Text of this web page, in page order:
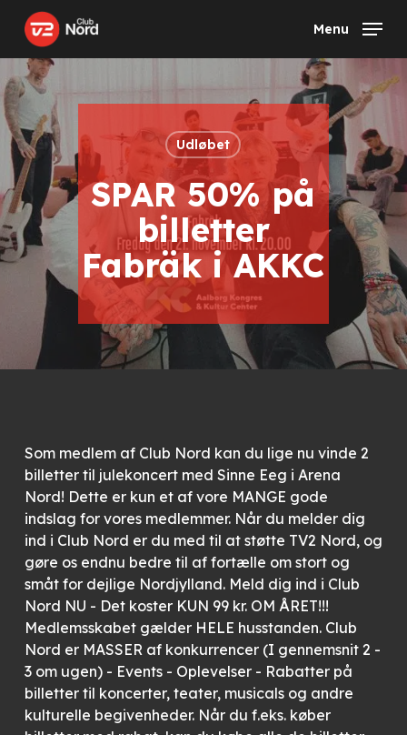
main
content
Menu
Udløbet
SPAR 50% på
billetter
Fabräk i AKKC
Som medlem af Club Nord kan du lige nu vinde 2
billetter til julekoncert med Sinne Eeg i Arena
Nord! Dette er kun et af vore MANGE gode
indslag for vores medlemmer. Når du melder dig
ind i Club Nord er du med til at støtte TV2 Nord, og
gøre os endnu bedre til af fortælle om stort og
småt for dejlige Nordjylland. Meld dig ind i Club
Nord NU - Det koster KUN 99 kr. OM ÅRET!!!
Medlemsskabet gælder HELE husstanden. Club
Nord er MASSER af konkurrencer (I gennemsnit 2 -
3 om ugen) - Events - Oplevelser - Rabatter på
billetter til koncerter, teater, musicals og andre
kulturelle begivenheder. Når du f.eks. køber